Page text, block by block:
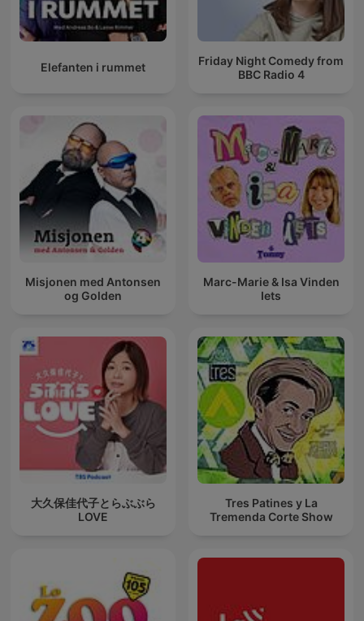
Elefanten i rummet
Friday Night Comedy from
BBC Radio 4
Misjonen med Antonsen
og Golden
Marc-Marie & Isa Vinden
Iets
大久保佳代子とらぶぶら
LOVE
Tres Patines y La
Tremenda Corte Show